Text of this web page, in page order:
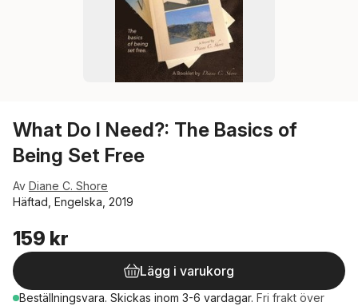
What Do I Need?: The Basics of
Being Set Free
Av Diane C. Shore
Häftad, Engelska, 2019
159 kr
Lägg i varukorg
Beställningsvara. Skickas inom 3-6 vardagar. Fri frakt över